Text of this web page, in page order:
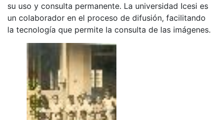
su uso y consulta permanente. La universidad Icesi es
un colaborador en el proceso de difusión, facilitando
la tecnología que permite la consulta de las imágenes.